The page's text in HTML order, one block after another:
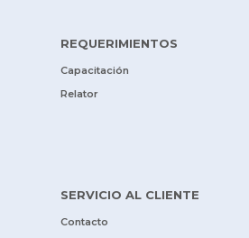
REQUERIMIENTOS
Capacitación
Relator
SERVICIO AL CLIENTE
Contacto